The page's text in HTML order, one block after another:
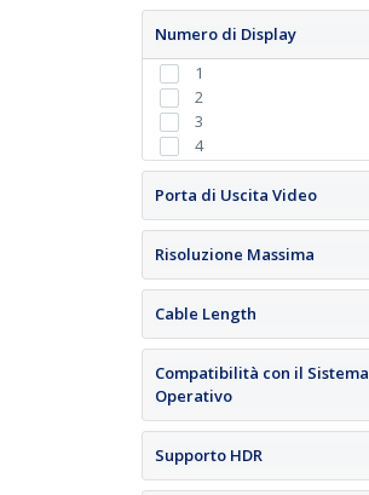
Numero di Display
1
2
3
4
Porta di Uscita Video
Risoluzione Massima
Cable Length
Compatibilità con il Sistema
Operativo
Supporto HDR